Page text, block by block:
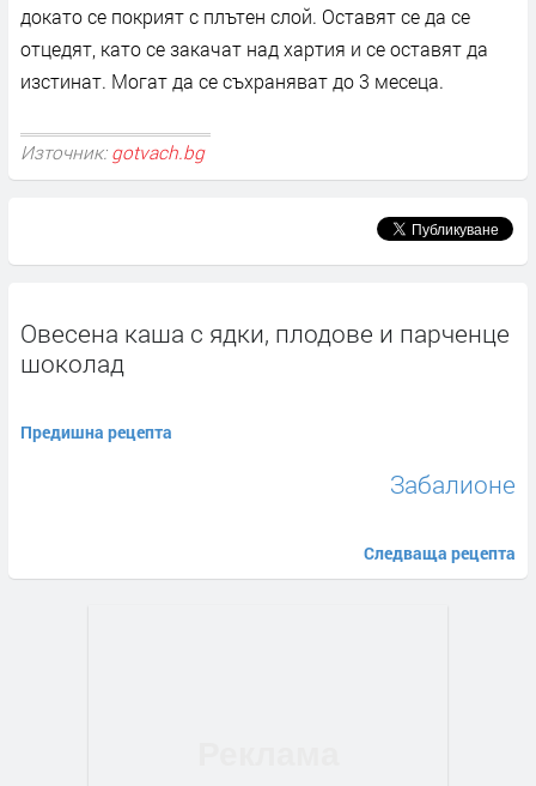
докато се покрият с плътен слой. Оставят се да се
отцедят, като се закачат над хартия и се оставят да
изстинат. Могат да се съхраняват до 3 месеца.
Източник: gotvach.bg
Овесена каша с ядки, плодове и парченце
шоколад
Предишна рецепта
Забалионе
Следваща рецепта